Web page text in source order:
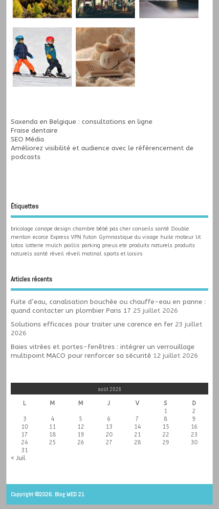
Saxenda en Belgique : consultations en ligne
Fraise dentaire
SEO Média
Améliorez visibilité et audience avec le référencement de
podcasts
Étiquettes
bricolage canape design chambre bébé pas cher conseils santé Double
menton ecorce Express VPN futon Gymnastique du visage huile moteur lit
lotos lotterie mulch paillis parking pneus ete produits naturels produits
naturels santé réveil réveil matinal sports et loisirs
Articles récents
Fuite d’eau, canalisation bouchée ou chauffe-eau en panne :
quand contacter un plombier Paris 17 25 juillet 2026
Solutions efficaces pour traiter une carence en fer 23 juillet
2026
Baies vitrées et portes-fenêtres : intégrer un verrouillage
multipoint MACO pour renforcer sa sécurité 12 juillet 2026
août 2026
L M M J V S
D
1
2
3
4 5 6 7 8
9
10
11 12 13 14 15
16
17
18 19 20 21 22
23
24
25 26 27 28 29
30
31
« Juil
Copyright ©2026. Blog MED 21